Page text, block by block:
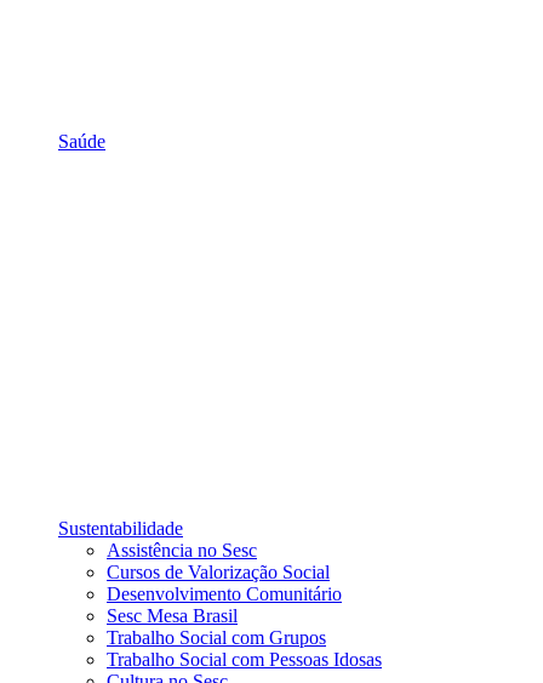
Saúde
Sustentabilidade
Assistência no Sesc
Cursos de Valorização Social
Desenvolvimento Comunitário
Sesc Mesa Brasil
Trabalho Social com Grupos
Trabalho Social com Pessoas Idosas